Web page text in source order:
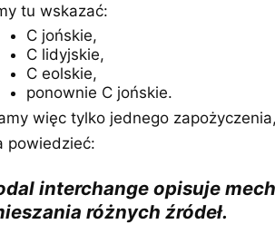
tu wskazać:
C jońskie,
C lidyjskie,
C eolskie,
ponownie C jońskie.
więc tylko jednego
powiedzieć:
interchange opisuje
różnych źródeł.